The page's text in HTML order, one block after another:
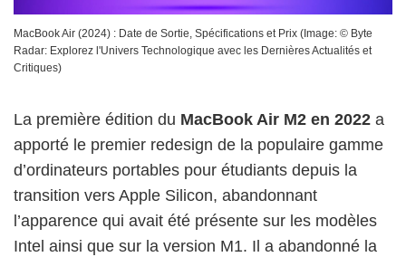
MacBook Air (2024) : Date de Sortie, Spécifications et Prix (Image: © Byte
Radar: Explorez l'Univers Technologique avec les Dernières Actualités et
Critiques)
La première édition du MacBook Air M2 en 2022 a
apporté le premier redesign de la populaire gamme
d’ordinateurs portables pour étudiants depuis la
transition vers Apple Silicon, abandonnant
l’apparence qui avait été présente sur les modèles
Intel ainsi que sur la version M1. Il a abandonné la